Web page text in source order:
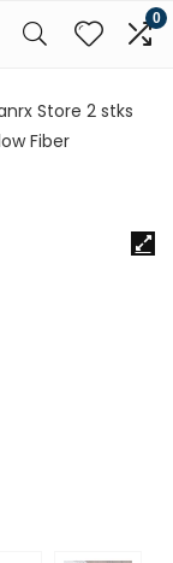
0
Store 2 stks
Fiber